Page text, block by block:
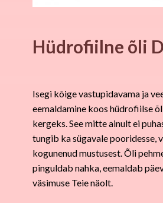
Hüdrofiilne õli
Isegi kõige vastupidavama ja
eemaldamine koos hüdrofiilse
kergeks. See mitte ainult ei
tungib ka sügavale pooridesse,
kogunenud mustusest. Õli
pinguldab nahka, eemaldab
väsimuse Teie näolt.